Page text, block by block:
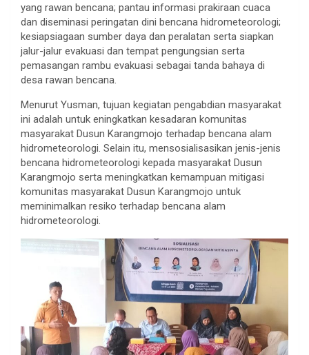
yang rawan bencana; pantau informasi prakiraan cuaca
dan diseminasi peringatan dini bencana hidrometeorologi;
kesiapsiagaan sumber daya dan peralatan serta siapkan
jalur-jalur evakuasi dan tempat pengungsian serta
pemasangan rambu evakuasi sebagai tanda bahaya di
desa rawan bencana.
Menurut Yusman, tujuan kegiatan pengabdian masyarakat
ini adalah untuk eningkatkan kesadaran komunitas
masyarakat Dusun Karangmojo terhadap bencana alam
hidrometeorologi. Selain itu, mensosialisasikan jenis-jenis
bencana hidrometeorologi kepada masyarakat Dusun
Karangmojo serta meningkatkan kemampuan mitigasi
komunitas masyarakat Dusun Karangmojo untuk
meminimalkan resiko terhadap bencana alam
hidrometeorologi.